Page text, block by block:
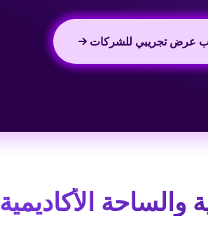
عرض تجريبي للشركات
والساحة الأكاديمية